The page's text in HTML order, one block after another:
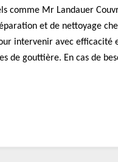
comme Mr Landauer
et de nettoyage
intervenir avec efficacité
de gouttière. En cas de